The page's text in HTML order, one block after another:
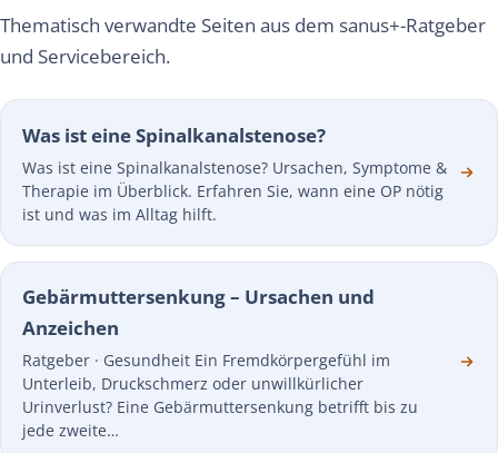
Thematisch verwandte Seiten aus dem sanus+-Ratgeber
und Servicebereich.
Was ist eine Spinalkanalstenose?
Was ist eine Spinalkanalstenose? Ursachen, Symptome &
Therapie im Überblick. Erfahren Sie, wann eine OP nötig
ist und was im Alltag hilft.
Gebärmuttersenkung – Ursachen und
Anzeichen
Ratgeber · Gesundheit Ein Fremdkörpergefühl im
Unterleib, Druckschmerz oder unwillkürlicher
Urinverlust? Eine Gebärmuttersenkung betrifft bis zu
jede zweite…